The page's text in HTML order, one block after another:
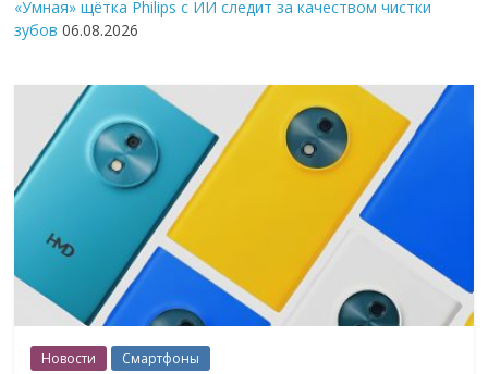
«Умная» щётка Philips с ИИ следит за качеством чистки
зубов 06.08.2026
Новости Смартфоны